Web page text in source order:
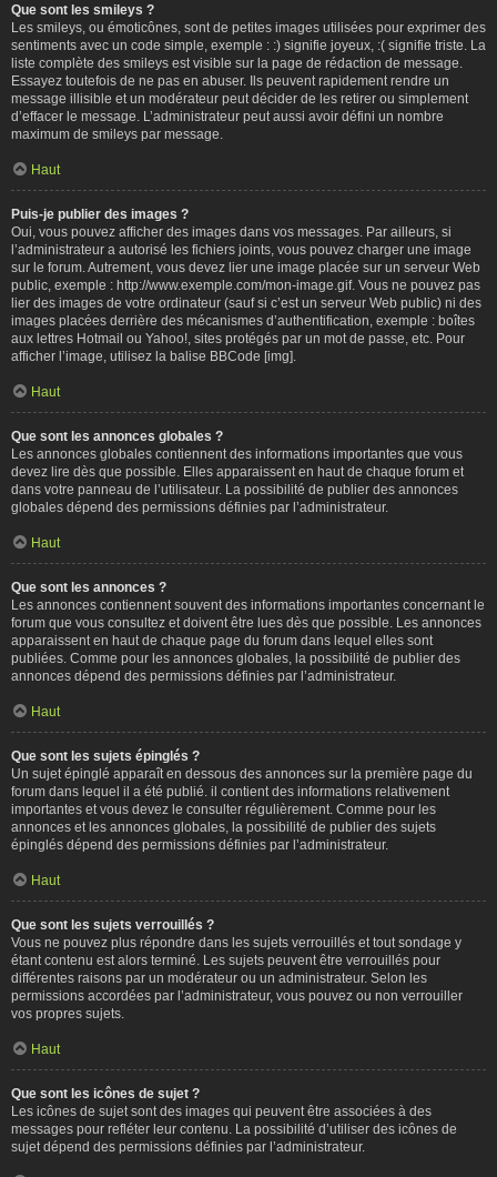
Que sont les smileys ?
Les smileys, ou émoticônes, sont de petites images utilisées pour exprimer des
sentiments avec un code simple, exemple : :) signifie joyeux, :( signifie triste. La
liste complète des smileys est visible sur la page de rédaction de message.
Essayez toutefois de ne pas en abuser. Ils peuvent rapidement rendre un
message illisible et un modérateur peut décider de les retirer ou simplement
d’effacer le message. L’administrateur peut aussi avoir défini un nombre
maximum de smileys par message.
Haut
Puis-je publier des images ?
Oui, vous pouvez afficher des images dans vos messages. Par ailleurs, si
l’administrateur a autorisé les fichiers joints, vous pouvez charger une image
sur le forum. Autrement, vous devez lier une image placée sur un serveur Web
public, exemple : http://www.exemple.com/mon-image.gif. Vous ne pouvez pas
lier des images de votre ordinateur (sauf si c’est un serveur Web public) ni des
images placées derrière des mécanismes d’authentification, exemple : boîtes
aux lettres Hotmail ou Yahoo!, sites protégés par un mot de passe, etc. Pour
afficher l’image, utilisez la balise BBCode [img].
Haut
Que sont les annonces globales ?
Les annonces globales contiennent des informations importantes que vous
devez lire dès que possible. Elles apparaissent en haut de chaque forum et
dans votre panneau de l’utilisateur. La possibilité de publier des annonces
globales dépend des permissions définies par l’administrateur.
Haut
Que sont les annonces ?
Les annonces contiennent souvent des informations importantes concernant le
forum que vous consultez et doivent être lues dès que possible. Les annonces
apparaissent en haut de chaque page du forum dans lequel elles sont
publiées. Comme pour les annonces globales, la possibilité de publier des
annonces dépend des permissions définies par l’administrateur.
Haut
Que sont les sujets épinglés ?
Un sujet épinglé apparaît en dessous des annonces sur la première page du
forum dans lequel il a été publié. il contient des informations relativement
importantes et vous devez le consulter régulièrement. Comme pour les
annonces et les annonces globales, la possibilité de publier des sujets
épinglés dépend des permissions définies par l’administrateur.
Haut
Que sont les sujets verrouillés ?
Vous ne pouvez plus répondre dans les sujets verrouillés et tout sondage y
étant contenu est alors terminé. Les sujets peuvent être verrouillés pour
différentes raisons par un modérateur ou un administrateur. Selon les
permissions accordées par l’administrateur, vous pouvez ou non verrouiller
vos propres sujets.
Haut
Que sont les icônes de sujet ?
Les icônes de sujet sont des images qui peuvent être associées à des
messages pour refléter leur contenu. La possibilité d’utiliser des icônes de
sujet dépend des permissions définies par l’administrateur.